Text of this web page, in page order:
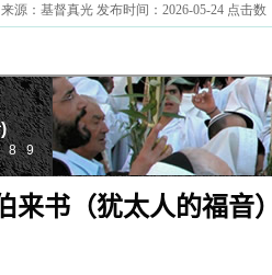
来源：基督真光 发布时间：2026-05-24 点击数